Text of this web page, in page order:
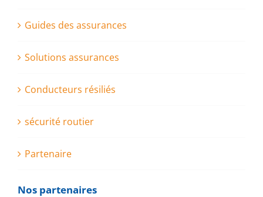
Guides des assurances
Solutions assurances
Conducteurs résiliés
sécurité routier
Partenaire
Nos partenaires